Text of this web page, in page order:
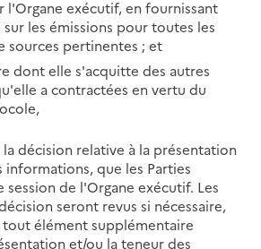
l'Organe exécutif, en fournissant
les émissions pour toutes les
sources pertinentes ; et
dont elle s'acquitte des autres
a contractées en vertu du
décision relative à la présentation
informations, que les Parties
de l'Organe exécutif. Les
seront revus si nécessaire,
élément supplémentaire
et/ou la teneur des